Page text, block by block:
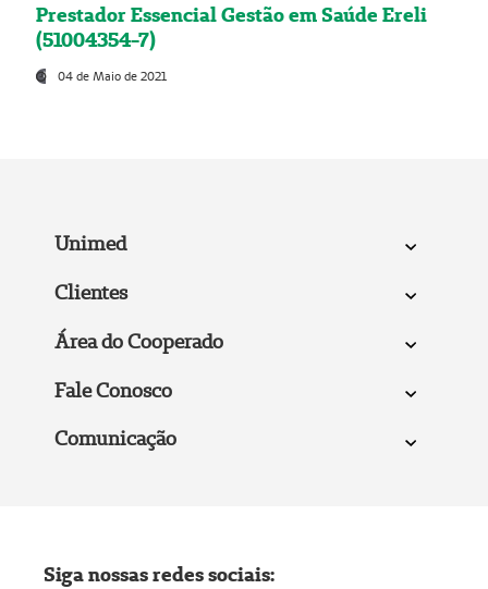
Prestador Essencial Gestão em Saúde Ereli
(51004354-7)
04 de Maio de 2021
Unimed
Clientes
Área do Cooperado
Fale Conosco
Comunicação
Siga nossas redes sociais: